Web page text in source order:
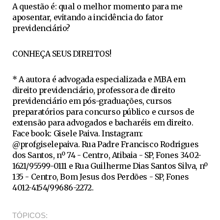
A questão é: qual o melhor momento para me
aposentar, evitando a incidência do fator
previdenciário?
CONHEÇA SEUS DIREITOS!
* A autora é advogada especializada e MBA em
direito previdenciário, professora de direito
previdenciário em pós-graduações, cursos
preparatórios para concurso público e cursos de
extensão para advogados e bacharéis em direito.
Face book: Gisele Paiva. Instagram:
@profgiselepaiva. Rua Padre Francisco Rodrigues
dos Santos, nº 74 - Centro, Atibaia - SP, Fones 3402-
1621/95599-0111 e Rua Guilherme Dias Santos Silva, nº
135 - Centro, Bom Jesus dos Perdões - SP, Fones
4012-4154/99686-2272.
TÓPICOS